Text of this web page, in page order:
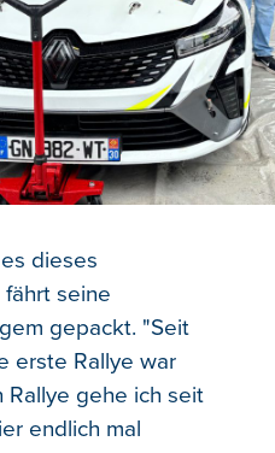
dieses
seine
gepackt. "Seit
erste Rallye war
Rallye gehe ich seit
endlich mal